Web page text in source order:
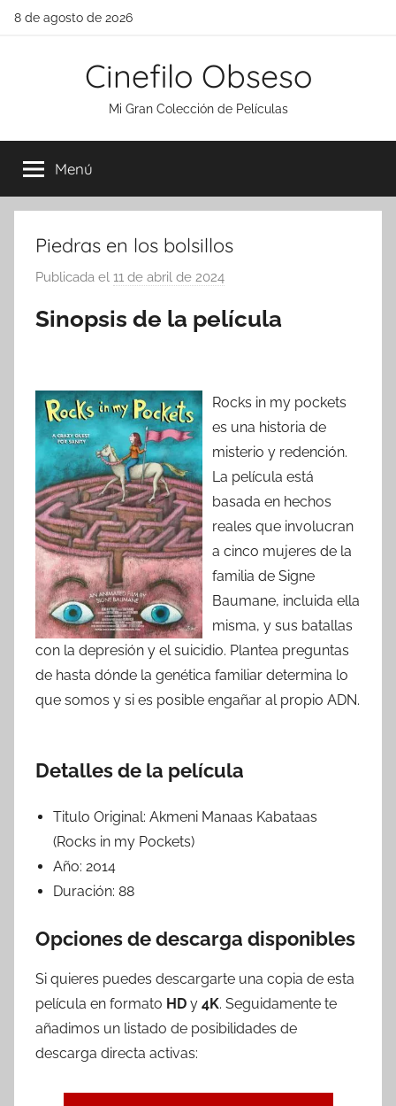
Saltar
8 de agosto de 2026
Cinefilo Obseso
Mi Gran Colección de Películas
Menú
Piedras en los bolsillos
Publicada el 11 de abril de 2024
r
Sinopsis de la película
Rocks in my pockets
es una historia de
misterio y redención.
La película está
basada en hechos
reales que involucran
a cinco mujeres de la
familia de Signe
Baumane, incluida ella
misma, y sus batallas
con la depresión y el suicidio. Plantea preguntas
de hasta dónde la genética familiar determina lo
que somos y si es posible engañar al propio ADN.
Detalles de la película
Titulo Original: Akmeni Manaas Kabataas
(Rocks in my Pockets)
Año: 2014
Duración: 88
Opciones de descarga disponibles
Si quieres puedes descargarte una copia de esta
película en formato HD y 4K. Seguidamente te
añadimos un listado de posibilidades de
descarga directa activas: